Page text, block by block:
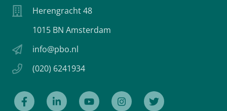
Herengracht 48
1015 BN Amsterdam
info@pbo.nl
(020) 6241934